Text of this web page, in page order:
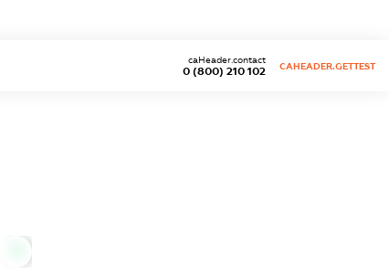
0 (800) 210 102
caHeader.contact
CAHEADER.GETTEST